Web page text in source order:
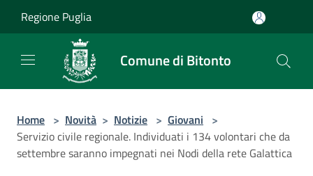
Regione Puglia
Comune di Bitonto
Home > Novità > Notizie > Giovani >
Servizio civile regionale. Individuati i 134 volontari che da
settembre saranno impegnati nei Nodi della rete Galattica